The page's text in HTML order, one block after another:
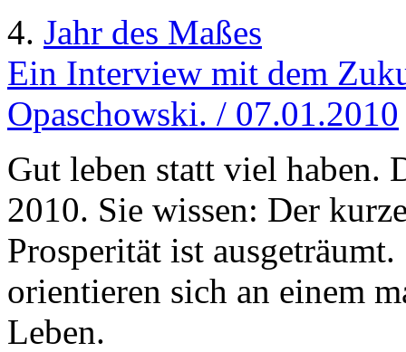
4. Jahr des Maßes
Ein Interview mit dem
Opaschowski. / 07.01.2010
Gut leben statt viel haben.
2010. Sie wissen: Der
Prosperität ist
orientieren sich an einem
Leben.